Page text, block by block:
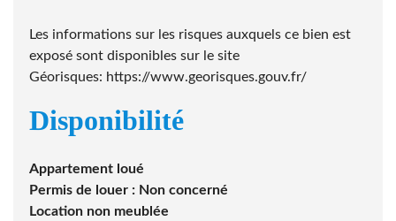
Les informations sur les risques auxquels ce bien est
exposé sont disponibles sur le site
Géorisques: https://www.georisques.gouv.fr/
Disponibilité
Appartement loué
Permis de louer : Non concerné
Location non meublée